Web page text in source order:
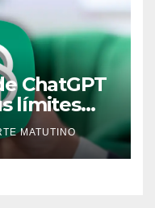
ChatGPT
límites
es más
MATUTINO